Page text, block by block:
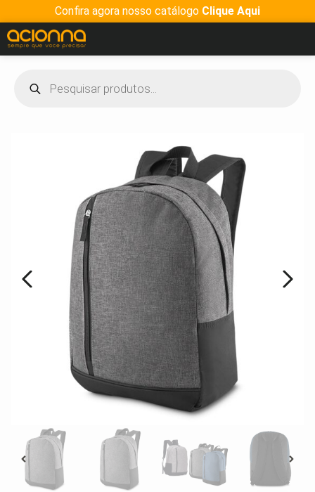
Confira agora nosso catálogo Clique Aqui